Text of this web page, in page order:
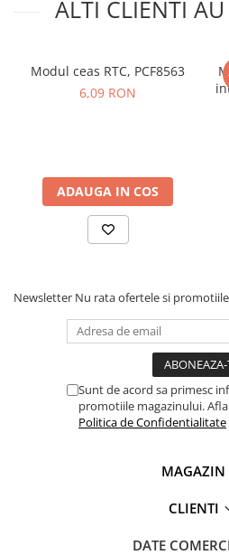
Pentru codul sursa, clickAICI
Ce contine cutia?
ALTI CLIENTI
Modul ceas RTC, PCF8563
6,09 RON
ADAUGA IN COS
Newsletter Nu rata ofertele si
Sunt de acord sa primesc
promotiile magazinului.
Politica de Confidentialitate
MAGAZIN
CLIENTI
DATE